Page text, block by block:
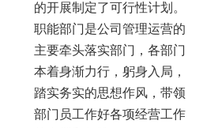
的开展制定了可行性计划。
职能部门是公司管理运营的
主要牵头落实部门，各部门
本着身渐力行，躬身入局，
踏实务实的思想作风，带领
部门员工作好各项经营工作